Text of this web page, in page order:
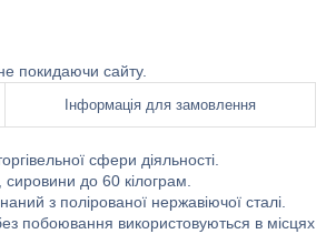
покидаючи сайту.
Інформація для замовлення
сфери діяльності.
до 60 кілограм.
з полірованої нержавіючої сталі.
побоювання використовуються в місцях